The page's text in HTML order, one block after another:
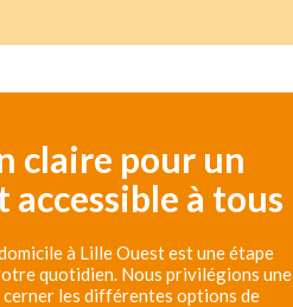
claire pour un
à tous
à Lille Ouest est une étape
quotidien. Nous privilégions une
les différentes options de